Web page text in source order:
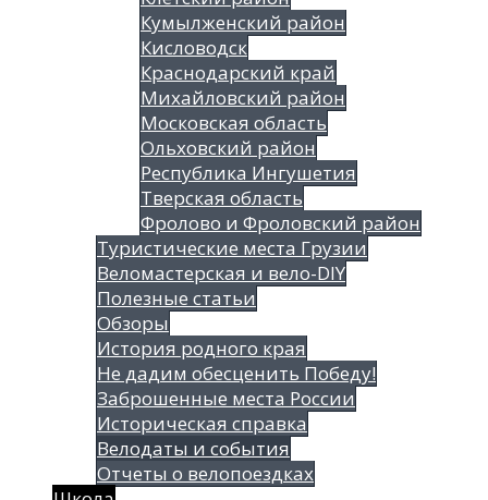
Кумылженский район
Кисловодск
Краснодарский край
Михайловский район
Московская область
Ольховский район
Республика Ингушетия
Тверская область
Фролово и Фроловский район
Туристические места Грузии
Веломастерская и вело-DIY
Полезные статьи
Обзоры
История родного края
Не дадим обесценить Победу!
Заброшенные места России
Историческая справка
Велодаты и события
Отчеты о велопоездках